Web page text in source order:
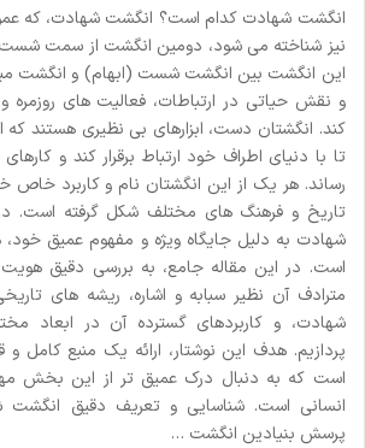
انگشت شهادت کدام است؟ انگشت شهادت، که
نیز شناخته می شود، دومین انگشت از سمت
این انگشت بین انگشت شست (ابهام) و انگشت
و نقش حیاتی در ارتباطات، فعالیت های روزمره
کند. انگشتان دست، ابزارهای بی نظیری هستند که
تا با دنیای اطراف خود ارتباط برقرار کند و
رساند. هر یک از این انگشتان نام و کاربرد خاص
تاریخ و فرهنگ های مختلف شکل گرفته است.
شهادت به دلیل جایگاه ویژه و مفهوم عمیق خود،
است. در این مقاله جامع، به بررسی دقیق
مترادف آن نظیر سبابه و اشاره، ریشه های
شهادت، و کاربردهای گسترده آن در ابعاد
پردازیم. هدف این نوشتار، ارائه یک منبع کامل و
است که به دنبال درک عمیق تر از این بخش
انسانی است. شناسایی و تعریف دقیق انگشت
پرسش بنیادین انگشت …